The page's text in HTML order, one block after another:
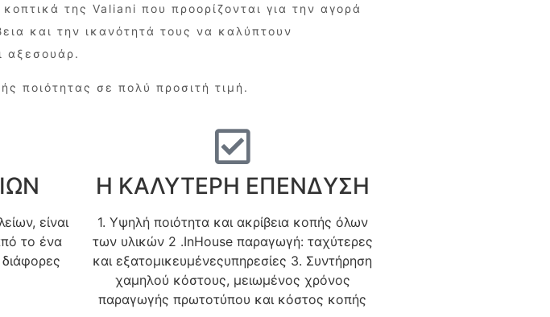
της Valiani που προορίζονται για την αγορά
και την ικανότητά τους να καλύπτουν
αξεσουάρ.
ποιότητας σε πολύ προσιτή τιμή.
είναι
το ένα
Η ΚΑΛΥΤΕΡΗ ΕΠΕΝΔΥΣΗ
1. Υψηλή ποιότητα και ακρίβεια κοπής όλων
των υλικών 2 .InHouse παραγωγή: ταχύτερες
και εξατομικευμένεςυπηρεσίες 3. Συντήρηση
χαμηλού κόστους, μειωμένος χρόνος
παραγωγής πρωτοτύπου και κόστος κοπής